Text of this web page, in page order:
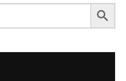
Search Button